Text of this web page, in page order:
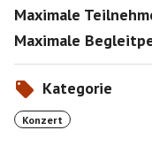
Maximale
Maximale
Kategorie
Konzert